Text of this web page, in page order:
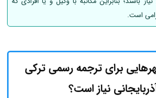
است.
برای ترجمه رسمی ترکی
نیاز است؟